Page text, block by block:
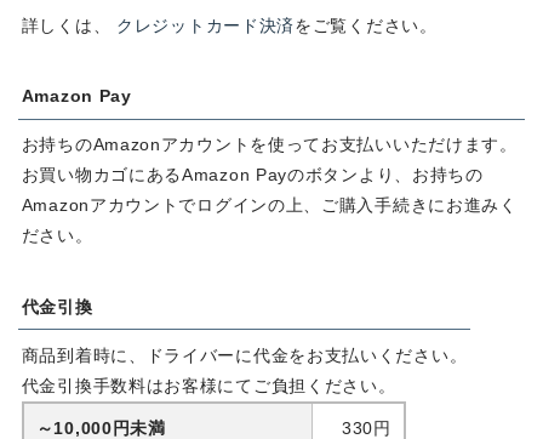
詳しくは、 クレジットカード決済をご覧ください。
Amazon Pay
お持ちのAmazonアカウントを使ってお支払いいただけます。
お買い物カゴにあるAmazon Payのボタンより、お持ちの
Amazonアカウントでログインの上、ご購入手続きにお進みく
ださい。
代金引換
商品到着時に、ドライバーに代金をお支払いください。
代金引換手数料はお客様にてご負担ください。
～10,000円未満 330円